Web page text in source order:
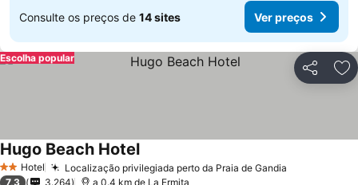
Consulte os preços de 14 sites Ver preços
Partilhar
Escolha popular
2 Estrelas
Hotel Localização privilegiada perto da Praia de Gandia
Hugo Beach HotelVer preços
7,3 3.264 a 0.4 km de La Ermita